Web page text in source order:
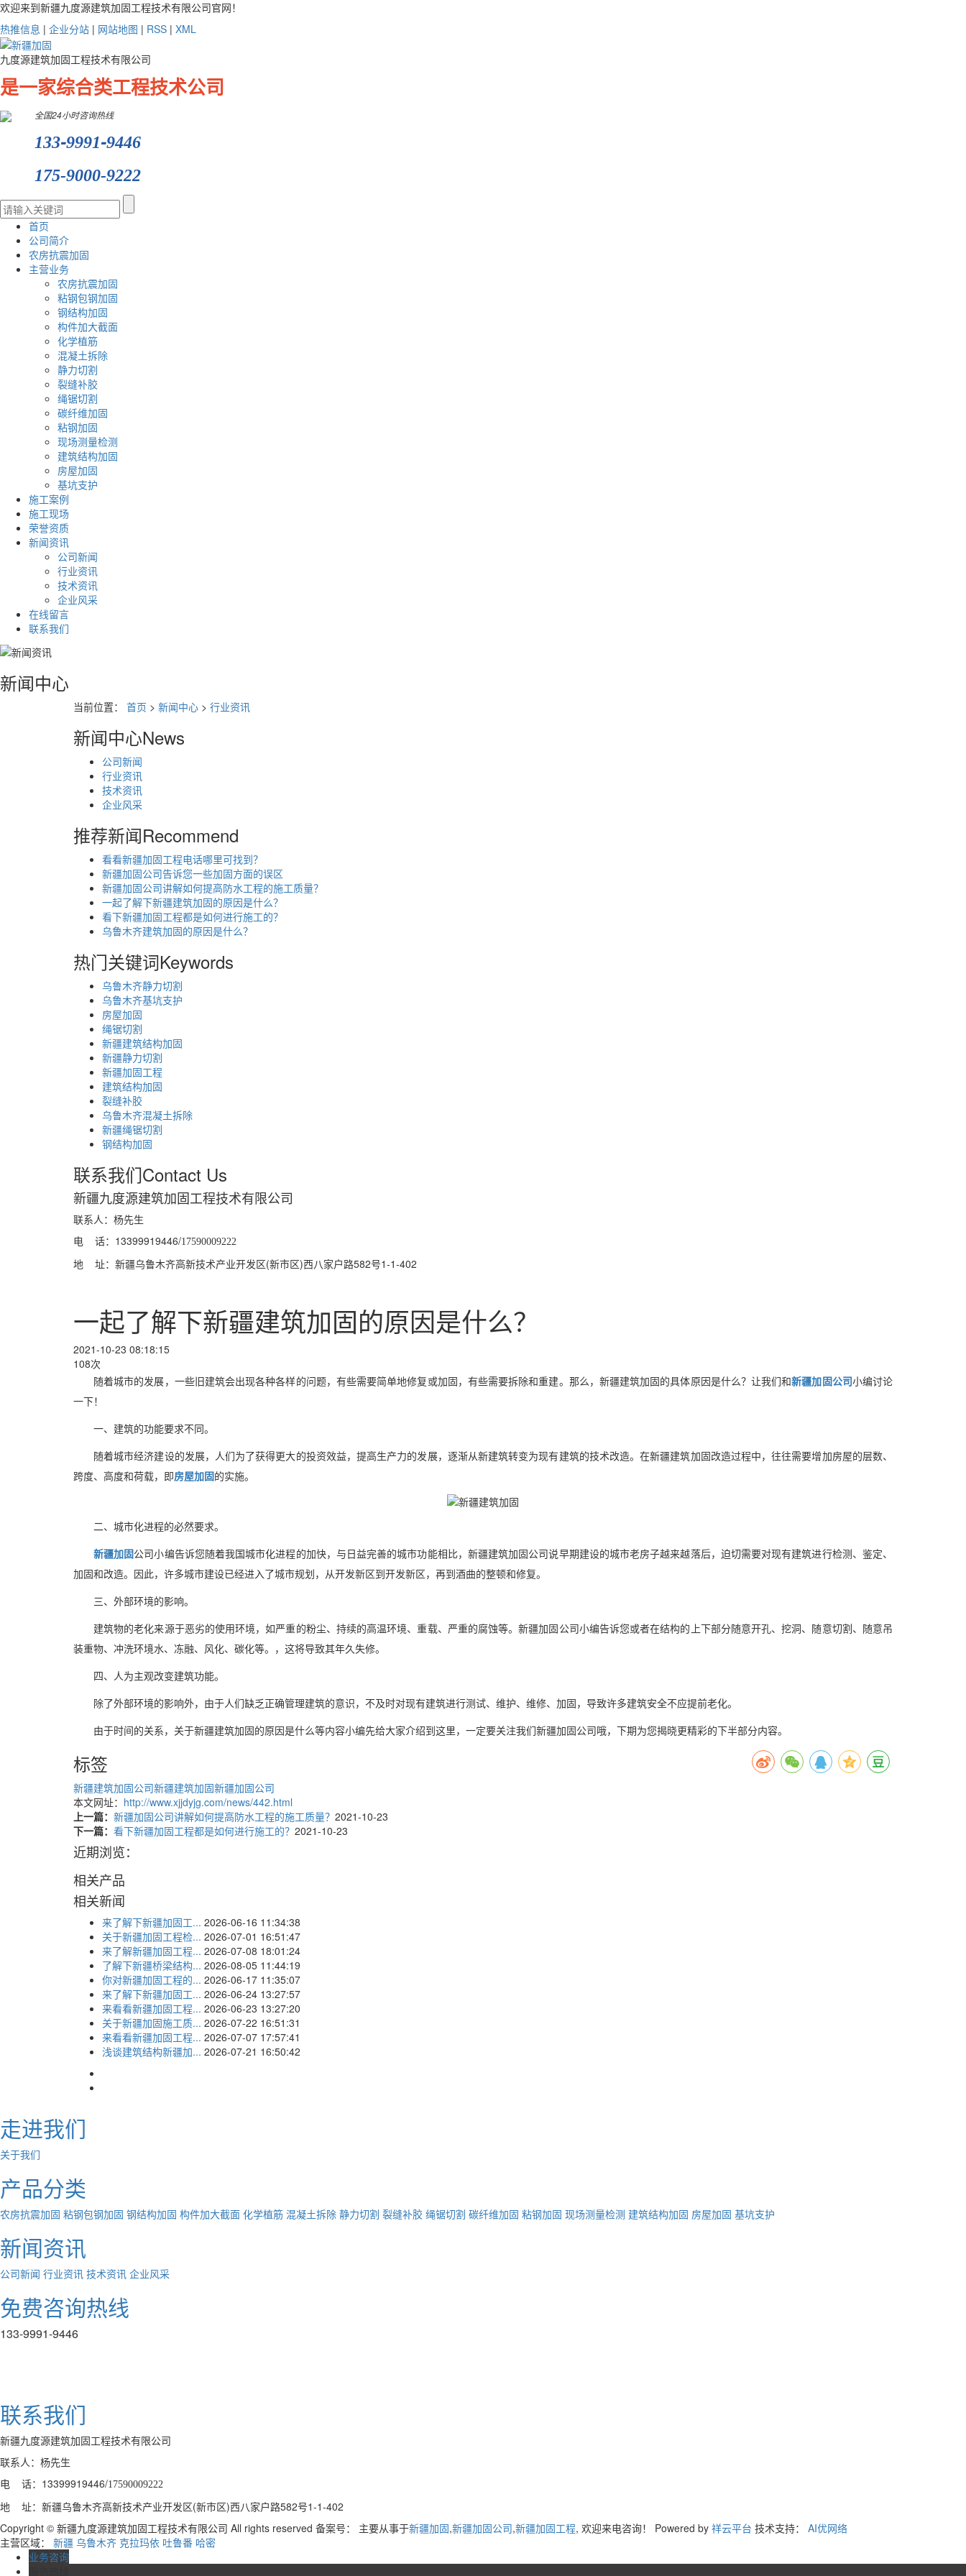
欢迎来到新疆九度源建筑加固工程技术有限公司官网！
热推信息 | 企业分站 | 网站地图 | RSS | XML
九度源建筑加固工程技术有限公司
是一家综合类工程技术公司
全国24小时咨询热线
133-9991-9446
175-9000-9222
首页
公司简介
农房抗震加固
主营业务
农房抗震加固
粘钢包钢加固
钢结构加固
构件加大截面
化学植筋
混凝土拆除
静力切割
裂缝补胶
绳锯切割
碳纤维加固
粘钢加固
现场测量检测
建筑结构加固
房屋加固
基坑支护
施工案例
施工现场
荣誉资质
新闻资讯
公司新闻
行业资讯
技术资讯
企业风采
在线留言
联系我们
新闻中心
当前位置： 首页 > 新闻中心 > 行业资讯
新闻中心News
公司新闻
行业资讯
技术资讯
企业风采
推荐新闻Recommend
看看新疆加固工程电话哪里可找到？
新疆加固公司告诉您一些加固方面的误区
新疆加固公司讲解如何提高防水工程的施工质量？
一起了解下新疆建筑加固的原因是什么？
看下新疆加固工程都是如何进行施工的？
乌鲁木齐建筑加固的原因是什么？
热门关键词Keywords
乌鲁木齐静力切割
乌鲁木齐基坑支护
房屋加固
绳锯切割
新疆建筑结构加固
新疆静力切割
新疆加固工程
建筑结构加固
裂缝补胶
乌鲁木齐混凝土拆除
新疆绳锯切割
钢结构加固
联系我们Contact Us
新疆九度源建筑加固工程技术有限公司
联系人：杨先生
电 话：13399919446/17590009222
地 址：新疆乌鲁木齐高新技术产业开发区(新市区)西八家户路582号1-1-402
一起了解下新疆建筑加固的原因是什么？
2021-10-23 08:18:15
108次
随着城市的发展，一些旧建筑会出现各种各样的问题，有些需要简单地修复或加固，有些需要拆除和重建。那么，新疆建筑加固的具体原因是什么？让我们和新疆加固公司小编讨论
一下！
一、建筑的功能要求不同。
随着城市经济建设的发展，人们为了获得更大的投资效益，提高生产力的发展，逐渐从新建筑转变为现有建筑的技术改造。在新疆建筑加固改造过程中，往往需要增加房屋的层数、
跨度、高度和荷载，即房屋加固的实施。
二、城市化进程的必然要求。
新疆加固公司小编告诉您随着我国城市化进程的加快，与日益完善的城市功能相比，新疆建筑加固公司说早期建设的城市老房子越来越落后，迫切需要对现有建筑进行检测、鉴定、
加固和改造。因此，许多城市建设已经进入了城市规划，从开发新区到开发新区，再到酒曲的整顿和修复。
三、外部环境的影响。
建筑物的老化来源于恶劣的使用环境，如严重的粉尘、持续的高温环境、重载、严重的腐蚀等。新疆加固公司小编告诉您或者在结构的上下部分随意开孔、挖洞、随意切割、随意吊
装重物、冲洗环境水、冻融、风化、碳化等。，这将导致其年久失修。
四、人为主观改变建筑功能。
除了外部环境的影响外，由于人们缺乏正确管理建筑的意识，不及时对现有建筑进行测试、维护、维修、加固，导致许多建筑安全不应提前老化。
由于时间的关系，关于新疆建筑加固的原因是什么等内容小编先给大家介绍到这里，一定要关注我们新疆加固公司哦，下期为您揭晓更精彩的下半部分内容。
标签
新疆建筑加固公司新疆建筑加固新疆加固公司
本文网址： http://www.xjjdyjg.com/news/442.html
上一篇： 新疆加固公司讲解如何提高防水工程的施工质量？ 2021-10-23
下一篇： 看下新疆加固工程都是如何进行施工的？ 2021-10-23
近期浏览：
相关产品
相关新闻
来了解下新疆加固工... 2026-06-16 11:34:38
关于新疆加固工程检... 2026-07-01 16:51:47
来了解新疆加固工程... 2026-07-08 18:01:24
了解下新疆桥梁结构... 2026-08-05 11:44:19
你对新疆加固工程的... 2026-06-17 11:35:07
来了解下新疆加固工... 2026-06-24 13:27:57
来看看新疆加固工程... 2026-06-23 13:27:20
关于新疆加固施工质... 2026-07-22 16:51:31
来看看新疆加固工程... 2026-07-07 17:57:41
浅谈建筑结构新疆加... 2026-07-21 16:50:42
走进我们
关于我们
产品分类
农房抗震加固 粘钢包钢加固 钢结构加固 构件加大截面 化学植筋 混凝土拆除 静力切割 裂缝补胶 绳锯切割 碳纤维加固 粘钢加固 现场测量检测 建筑结构加固 房屋加固 基坑支护
新闻资讯
公司新闻 行业资讯 技术资讯 企业风采
免费咨询热线
133-9991-9446
联系我们
新疆九度源建筑加固工程技术有限公司
联系人：杨先生
电 话：13399919446/17590009222
地 址：新疆乌鲁木齐高新技术产业开发区(新市区)西八家户路582号1-1-402
Copyright © 新疆九度源建筑加固工程技术有限公司 All rights reserved 备案号： 主要从事于新疆加固,新疆加固公司,新疆加固工程, 欢迎来电咨询！ Powered by 祥云平台 技术支持： AI优网络
主营区域： 新疆 乌鲁木齐 克拉玛依 吐鲁番 哈密
业务咨询